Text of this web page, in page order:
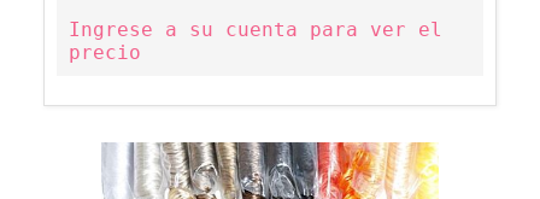
Ingrese a su cuenta para ver el
precio